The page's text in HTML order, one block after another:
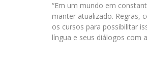
“Em um mundo em
manter atualizado. Regras,
os cursos para possibilitar
língua e seus diálogos com